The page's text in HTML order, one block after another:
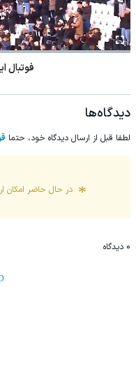
فوتبال
دیدگاه‌ها
لطفا قبل از ارسال دیدگاه خود، حتما
در حال حاضر امکان
0 دیدگاه